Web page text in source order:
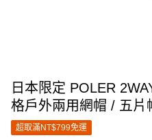
日本限定 POLER
格戶外兩用網帽 / 五片
超取滿NT$799免運